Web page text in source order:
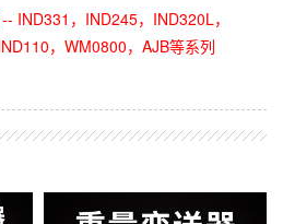
IND331，IND245，IND320L，
，WM0800，AJB等系列